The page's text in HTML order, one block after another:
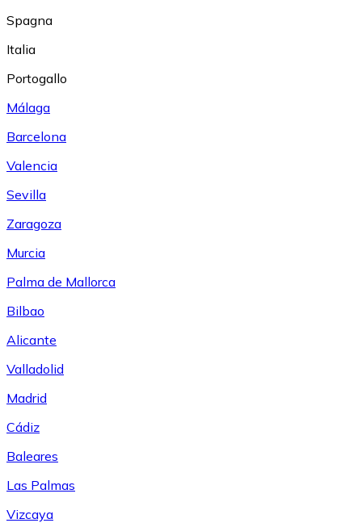
Spagna
Italia
Portogallo
Málaga
Barcelona
Valencia
Sevilla
Zaragoza
Murcia
Palma de Mallorca
Bilbao
Alicante
Valladolid
Madrid
Cádiz
Baleares
Las Palmas
Vizcaya